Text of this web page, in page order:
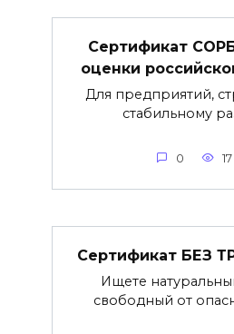
Сертификат
оценки
Для предприятий,
стабильному
0 17
Сертификат БЕЗ
Ищете
свободный от